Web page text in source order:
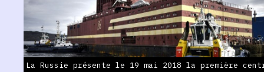
La Russie présente le 19 mai 2018 la première